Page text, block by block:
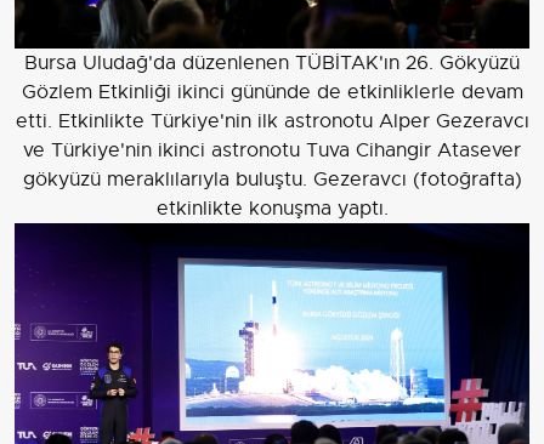
Bursa Uludağ'da düzenlenen TÜBİTAK'ın 26. Gökyüzü
Gözlem Etkinliği ikinci gününde de etkinliklerle devam
etti. Etkinlikte Türkiye'nin ilk astronotu Alper Gezeravcı
ve Türkiye'nin ikinci astronotu Tuva Cihangir Atasever
gökyüzü meraklılarıyla buluştu. Gezeravcı (fotoğrafta)
etkinlikte konuşma yaptı.